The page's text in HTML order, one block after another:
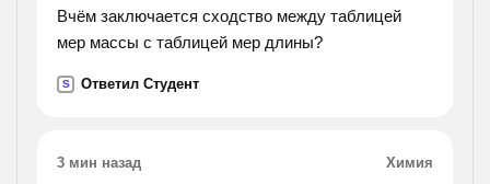
температуре 30 градусов с и при пятикратном
запасе прочности?
Вчём заключается сходство между таблицей
мер массы с таблицей мер длины?
S Ответил Студент
3 мин назад Химия